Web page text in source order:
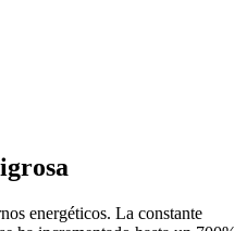
energéticos. La constante